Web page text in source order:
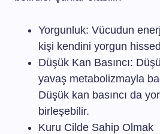
Yorgunluk: Vücudun
kişi kendini yorgun
Düşük Kan Basıncı:
yavaş metabolizmayla
Düşük kan basıncı da
birleşebilir.
Kuru Cilde Sahip Olmak